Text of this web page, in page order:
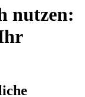
nutzen: